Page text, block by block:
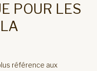
POUR LES
référence aux